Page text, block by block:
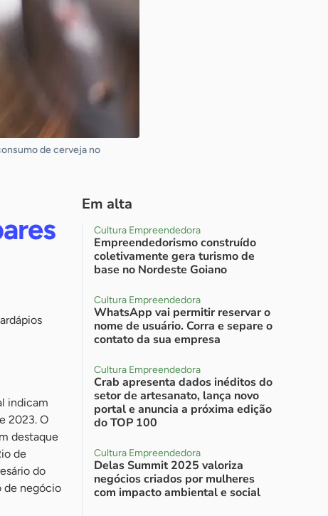
de cerveja no
indicam
2023. O
destaque
de
do
de negócio
Em alta
Cultura Empreendedora
Empreendedorismo construído
coletivamente gera turismo de
base no Nordeste Goiano
Cultura Empreendedora
WhatsApp vai permitir reservar o
nome de usuário. Corra e separe o
contato da sua empresa
Cultura Empreendedora
Crab apresenta dados inéditos do
setor de artesanato, lança novo
portal e anuncia a próxima edição
do TOP 100
Cultura Empreendedora
Delas Summit 2025 valoriza
negócios criados por mulheres
com impacto ambiental e social